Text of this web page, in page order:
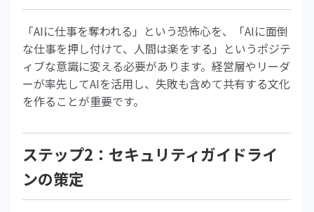
「AIに仕事を奪われる」という恐怖心を、「AIに面倒
な仕事を押し付けて、人間は楽をする」というポジテ
ィブな意識に変える必要があります。経営層やリーダ
ーが率先してAIを活用し、失敗も含めて共有する文化
を作ることが重要です。
ステップ2：セキュリティガイドライ
ンの策定